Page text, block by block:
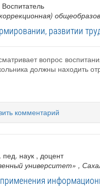
Воспитатель
развитии
вопрос
должны находить
комментарий
пед. наук , доцент
университет» ,